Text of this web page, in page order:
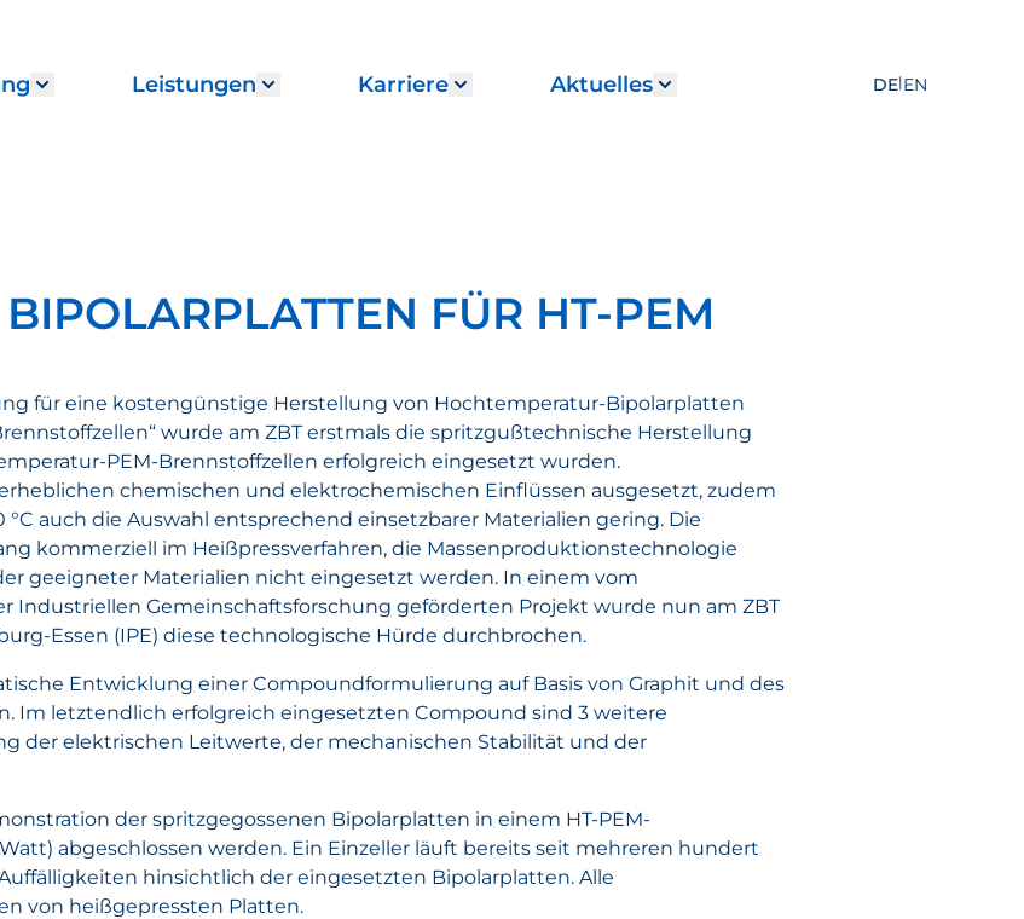
for "Institut"
Show submenu for "Forschung"
Leistungen Show submenu for "Leistungen"
Karriere Show submenu for "Karriere"
Aktuelles Show submenu for
DE|EN
FÜR HT-PEM
für eine kostengünstige Herstellung von Hochtemperatur-Bipolarplatten
wurde am ZBT erstmals die spritzgußtechnische Herstellung
PEM-Brennstoffzellen erfolgreich eingesetzt wurden.
chemischen und elektrochemischen Einflüssen ausgesetzt, zudem
auch die Auswahl entsprechend einsetzbarer Materialien gering. Die
kommerziell im Heißpressverfahren, die Massenproduktionstechnologie
geeigneter Materialien nicht eingesetzt werden. In einem vom
Industriellen Gemeinschaftsforschung geförderten Projekt wurde nun am ZBT
Essen (IPE) diese technologische Hürde durchbrochen.
Entwicklung einer Compoundformulierung auf Basis von Graphit und des
Im letztendlich erfolgreich eingesetzten Compound sind 3 weitere
der elektrischen Leitwerte, der mechanischen Stabilität und der
der spritzgegossenen Bipolarplatten in einem HT-PEM-
abgeschlossen werden. Ein Einzeller läuft bereits seit mehreren hundert
hinsichtlich der eingesetzten Bipolarplatten. Alle
von heißgepressten Platten.